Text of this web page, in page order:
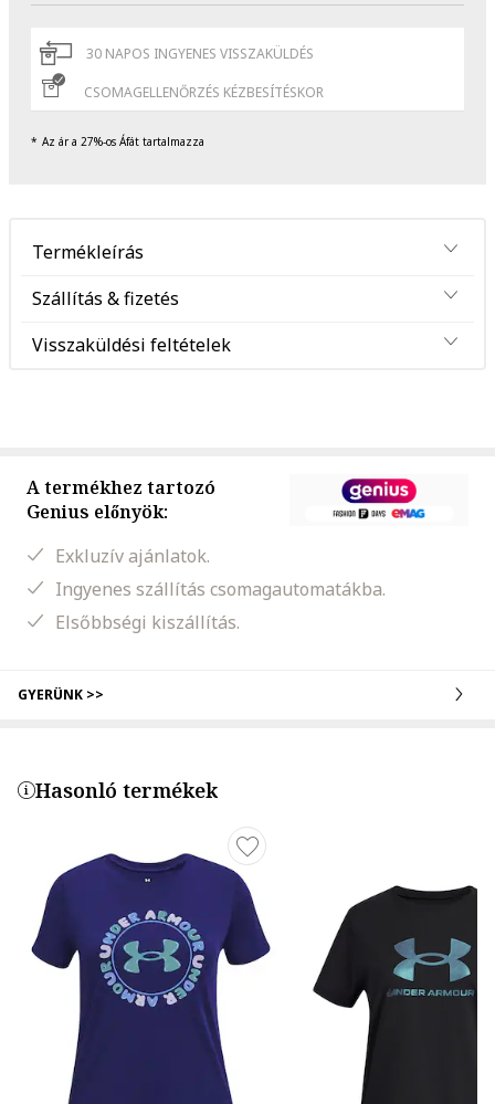
30 NAPOS INGYENES VISSZAKÜLDÉS
CSOMAGELLENŐRZÉS KÉZBESÍTÉSKOR
Az ár a 27%-os Áfát tartalmazza
Termékleírás
Szállítás & fizetés
Visszaküldési feltételek
A termékhez tartozó
Genius előnyök:
Exkluzív ajánlatok.
Ingyenes szállítás csomagautomatákba.
Elsőbbségi kiszállítás.
GYERÜNK >>
Hasonló termékek